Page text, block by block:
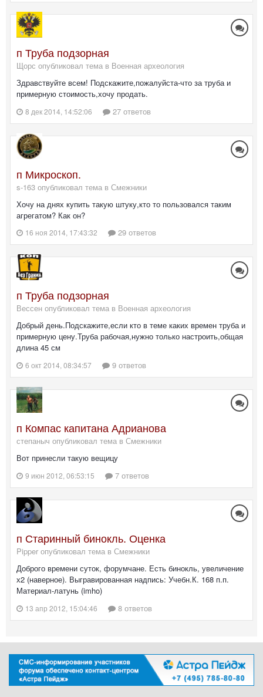
п Труба подзорная
Щорс опубликовал тема в Военная археология
Здравствуйте всем! Подскажите,пожалуйста-что за труба и
примерную стоимость,хочу продать.
8 дек 2014, 14:52:06 27 ответов
п Микроскоп.
s-163 опубликовал тема в Смежники
Хочу на днях купить такую штуку,кто то пользовался таким
агрегатом? Как он?
16 ноя 2014, 17:43:32 29 ответов
п Труба подзорная
Вессен опубликовал тема в Военная археология
Добрый день.Подскажите,если кто в теме каких времен труба и
примерную цену.Труба рабочая,нужно только настроить,общая
длина 45 см
6 окт 2014, 08:34:57 9 ответов
п Компас капитана Адрианова
степаныч опубликовал тема в Смежники
Вот принесли такую вещицу
9 июн 2012, 06:53:15 7 ответов
п Старинный бинокль. Оценка
Pipper опубликовал тема в Смежники
Доброго времени суток, форумчане. Есть бинокль, увеличение
х2 (наверное). Выгравированная надпись: Учебн.К. 168 п.п.
Материал-латунь (imho)
13 апр 2012, 15:04:46 8 ответов